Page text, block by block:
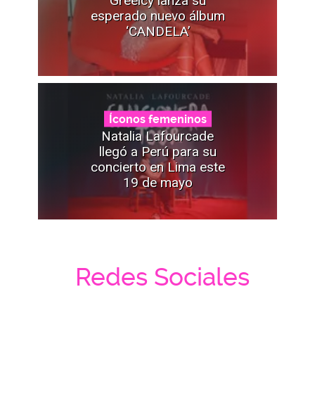
esperado nuevo álbum
‘CANDELA’
Íconos femeninos
Natalia Lafourcade
llegó a Perú para su
concierto en Lima este
19 de mayo
Redes Sociales